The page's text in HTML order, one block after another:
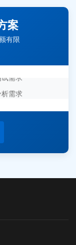
案
有限
需求
试验需求
需求
试需求